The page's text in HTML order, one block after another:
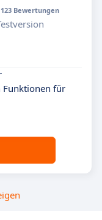
123 Bewertungen
Funktionen für